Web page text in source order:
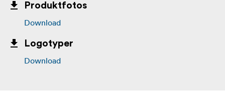
Produktfotos
Download
Logotyper
Download